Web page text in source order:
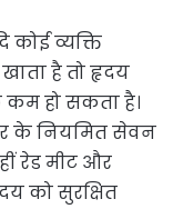
कोई व्यक्ति
है तो हृदय
कम हो सकता है।
के नियमित सेवन
रेड मीट और
को सुरक्षित